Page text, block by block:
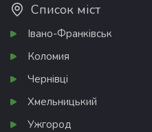
Список міст
Івано-Франківськ
Коломия
Чернівці
Хмельницький
Ужгород